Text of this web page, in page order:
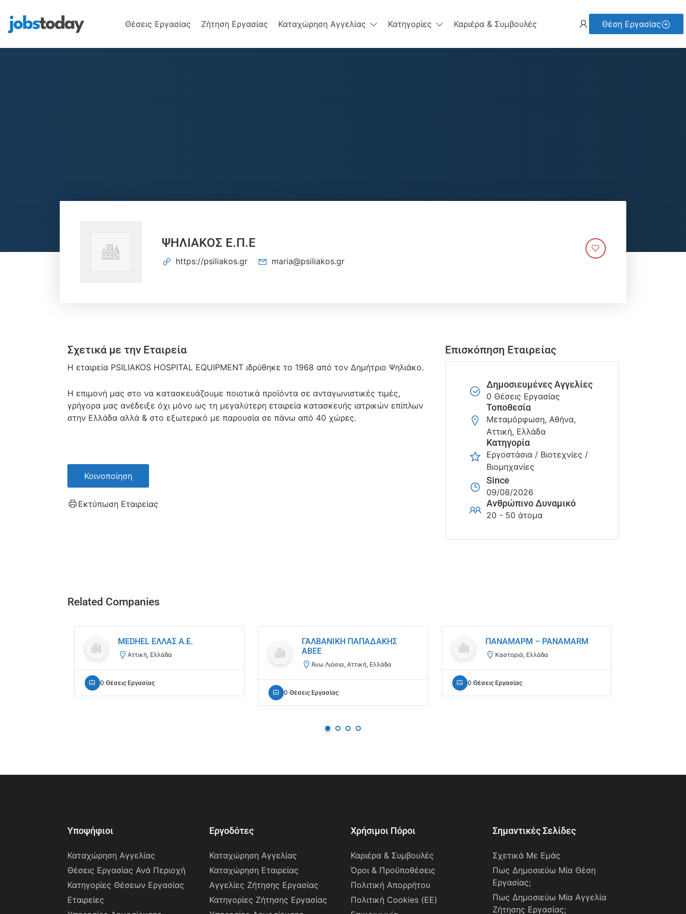
Θέσεις Εργασίας Ζήτηση Εργασίας Καταχώρηση Αγγελίας Κατηγορίες Καριέρα & Συμβουλές Θέση Εργασίας
ΨΗΛΙΑΚΟΣ Ε.Π.Ε
https://psiliakos.gr maria@psiliakos.gr
Σχετικά με την Εταιρεία
Η εταιρεία PSILIAKOS HOSPITAL EQUIPMENT ιδρύθηκε το 1968 από τον Δημήτριο Ψηλιάκο.
Η επιμονή μας στο να κατασκευάζουμε ποιοτικά προϊόντα σε ανταγωνιστικές τιμές,
γρήγορα μας ανέδειξε όχι μόνο ως τη μεγαλύτερη εταιρεία κατασκευής ιατρικών επίπλων
στην Ελλάδα αλλά & στο εξωτερικό με παρουσία σε πάνω από 40 χώρες.
Κοινοποίηση
Εκτύπωση Εταιρείας
Επισκόπηση Εταιρείας
Δημοσιευμένες Αγγελίες
0 Θέσεις Εργασίας
Τοποθεσία
Μεταμόρφωση, Αθήνα,
Αττική, Ελλάδα
Κατηγορία
Εργοστάσια / Βιοτεχνίες /
Βιομηχανίες
Since
09/08/2026
Ανθρώπινο Δυναμικό
20 - 50 άτομα
Related Companies
MEDHEL ΕΛΛΑΣ Α.Ε.
Αττική, Ελλάδα
0 Θέσεις Εργασίας
ΓΑΛΒΑΝΙΚΗ ΠΑΠΑΔΑΚΗΣ
ΑΒΕΕ
Άνω Λιόσια, Αττική, Ελλάδα
0 Θέσεις Εργασίας
ΠΑΝΑΜΑΡΜ – PANAMARM
Καστοριά, Ελλάδα
0 Θέσεις Εργασίας
Υποψήφιοι
Καταχώρηση Αγγελίας
Θέσεις Εργασίας Ανά Περιοχή
Κατηγορίες Θέσεων Εργασίας
Εταιρείες
Εργοδότες
Καταχώρηση Αγγελίας
Καταχώρηση Εταιρείας
Αγγελίες Ζήτησης Εργασίας
Κατηγορίες Ζήτησης Εργασίας
Χρήσιμοι Πόροι
Καριέρα & Συμβουλές
Όροι & Προϋποθέσεις
Πολιτική Απορρήτου
Πολιτική Cookies (ΕΕ)
Σημαντικές Σελίδες
Σχετικά Με Εμάς
Πως Δημοσιεύω Μία Θέση
Εργασίας;
Πως Δημοσιεύω Μία Αγγελία
Ζήτησης Εργασίας;